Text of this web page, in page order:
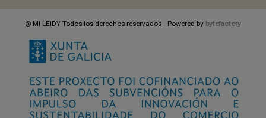
© MI LEIDY Todos los derechos reservados - Powered by bytefactory